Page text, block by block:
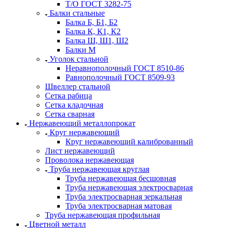
Т/О ГОСТ 3282-75
Балки стальные
Балка Б, Б1, Б2
Балка К, К1, К2
Балка Ш, Ш1, Ш2
Балки М
Уголок стальной
Неравнополочный ГОСТ 8510-86
Равнополочный ГОСТ 8509-93
Швеллер стальной
Сетка рабица
Сетка кладочная
Сетка сварная
Нержавеющий металлопрокат
Круг нержавеющий
Круг нержавеющий калиброванный
Лист нержавеющий
Проволока нержавеющая
Труба нержавеющая круглая
Труба нержавеющая бесшовная
Труба нержавеющая электросварная
Труба электросварная зеркальная
Труба электросварная матовая
Труба нержавеющая профильная
Цветной металл